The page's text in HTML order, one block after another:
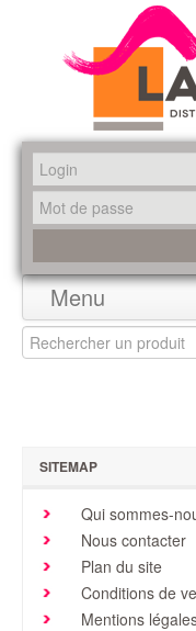
Menu
Accueil
Promotions
Brochures &
Actualités
Dépôts
SITEMAP
Qui sommes-
Nous contacter
Plan du site
Conditions de
Mentions